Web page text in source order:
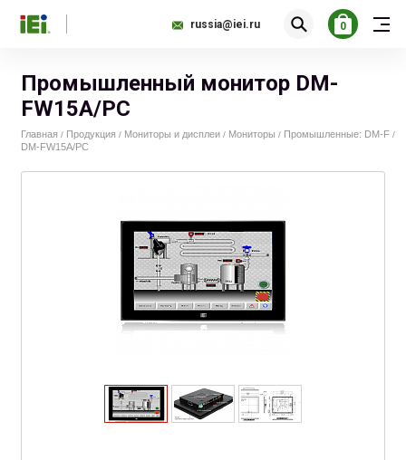
russia@iei.ru 0
Промышленный монитор DM-
FW15A/PC
Главная / Продукция / Мониторы и дисплеи / Мониторы / Промышленные: DM-F /
DM-FW15A/PC